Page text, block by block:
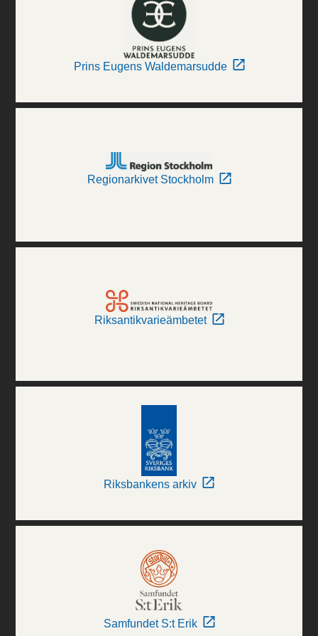
Prins Eugens Waldemarsudde
Regionarkivet Stockholm
Riksantikvarieämbetet
Riksbankens arkiv
Samfundet S:t Erik